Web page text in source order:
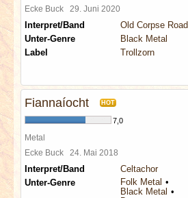
Ecke Buck 29. Juni 2020
Interpret/Band
Old Corpse Road
Unter-Genre
Black Metal
Label
Trollzorn
Fiannaíocht HOT
7,0
Metal
Ecke Buck 24. Mai 2018
Interpret/Band
Celtachor
Unter-Genre
Folk Metal
Black Metal